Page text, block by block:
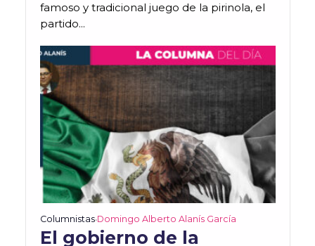
famoso y tradicional juego de la pirinola, el
partido...
Columnistas•Domingo Alberto Alanís García
El gobierno de la